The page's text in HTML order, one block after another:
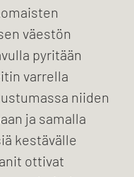
väestön
pyritään
varrella
niiden
ja samalla
kestävälle
ottivat